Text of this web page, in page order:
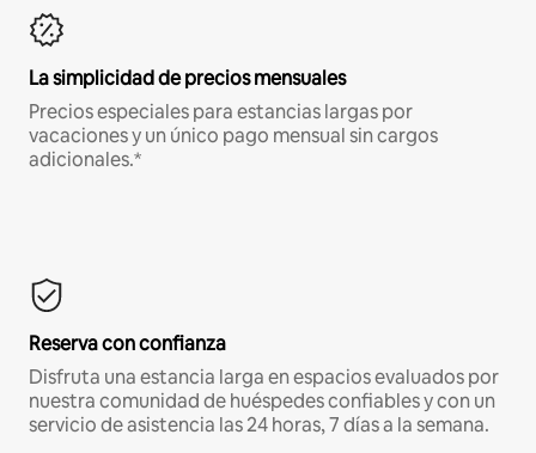
La simplicidad de precios mensuales
Precios especiales para estancias largas por
vacaciones y un único pago mensual sin cargos
adicionales.*
Reserva con confianza
Disfruta una estancia larga en espacios evaluados por
nuestra comunidad de huéspedes confiables y con un
servicio de asistencia las 24 horas, 7 días a la semana.